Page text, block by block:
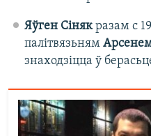
Яўген Сінякразам с
палітвязьням
знаходзіцца ў